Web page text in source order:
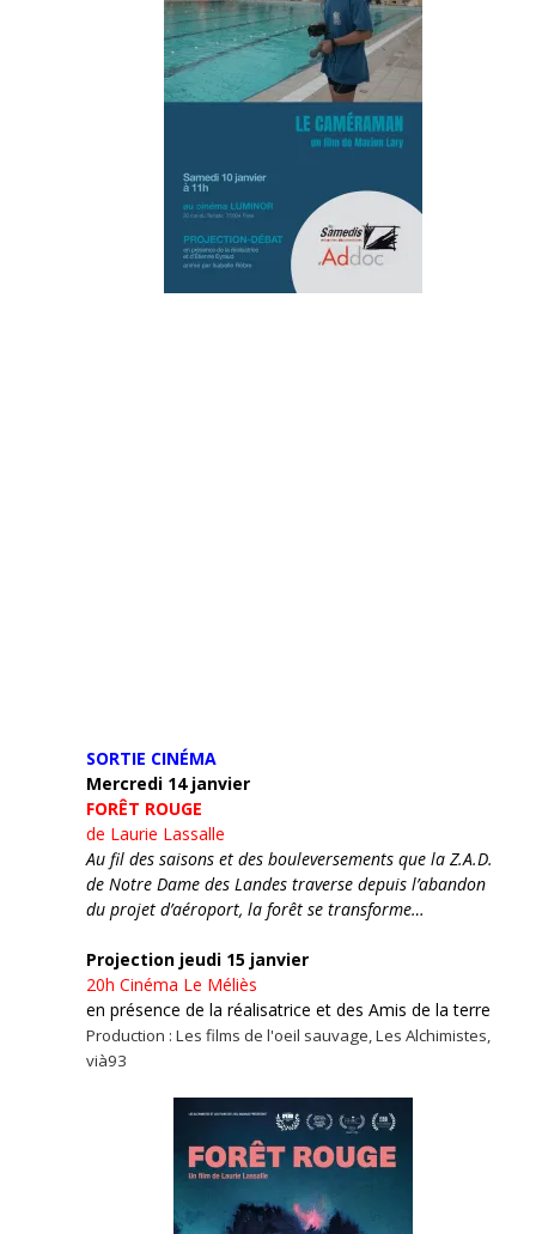
SORTIE CINÉMA
Mercredi 14 janvier
FORÊT ROUGE
de Laurie Lassalle
Au fil des saisons et des bouleversements que la Z.A.D.
de Notre Dame des Landes traverse depuis l’abandon
du projet d’aéroport, la forêt se transforme…
Projection jeudi 15 janvier
20h Cinéma Le Méliès
en présence de la réalisatrice et des Amis de la terre
Production : Les films de l'oeil sauvage, Les Alchimistes,
vià93